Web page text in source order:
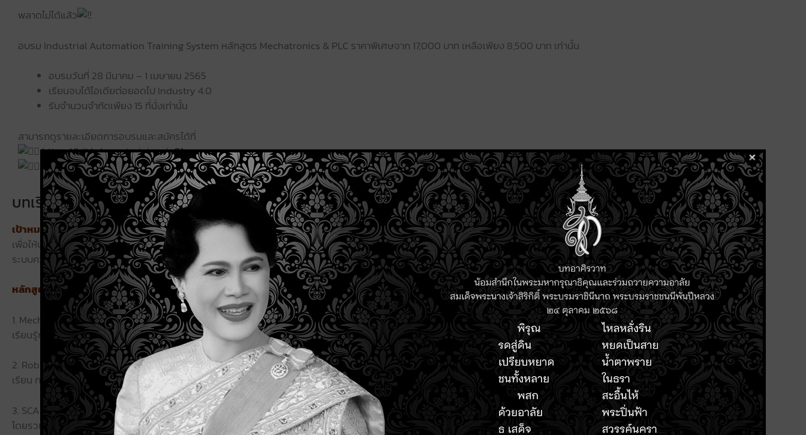
พลาดไม่ได้แล้ว
อบรม Industrial Automation Training System หลักสูตร Mechatronics & PLC ราคาพิเศษจาก 17,000 บาท เหลือเพียง 8,500 บาท เท่านั้น
อบรมวันที่ 28 มีนาคม – 1 เมษายน 2565
เรียนจบได้ไอเดียต่อยอดไป Industry 4.0
รับจำนวนจำกัดเพียง 15 ที่นั่งเท่านั้น
สามารถดูรายละเอียดการอบรมและสมัครได้ที่
https://bit.ly/smc-training-ia01
คุณชญานันท์ โทร.081-455-7143 chayanan@nstda.or.th
บทเรียนหลักสูตร Industrial Automation training systems
เป้าหมาย
เพื่อให้บุคลากรในภาคอุตสาหกรรม อาจารย์ นักศึกษา ในสาขาที่เกี่ยวข้อง ได้รับความรู้ในเรื่องระบบการควบคุมระบบอัตโนมัติ และ สามารถประยุกต์ใช้งานและออกแบบ
ระบบควบคุมระบบอัตโนมัติ การต่อยอด Automation ในระดับอุตสาหกรรม 3.0 ไปสู่อุตสาหกรรม 4.0
หลักสูตรอบรมเชิงปฏิบัติการ
1. Mechatronics & PLC
เรียนรู้การควบคุมระบบการผลิตอัตโนมัติด้วย programmable logic controller (PLC) ในอุตสาหกรรม
2. Robot Assembly systems
เรียน การใช้งานหุ่นยนต์และการสื่อสารในระบบอัตโนมัติ
3. SCADA & OEE (Overall Equipment Effectiveness) / Industrial Internet of Things (IIOT) เรียนรู้การใช้งาน SCADA แสดงผลและการวิเคราะห์ค่าประสิทธิผล
โดยรวมของเครื่องจักรในระบบอัตโนมัติ (OEE)